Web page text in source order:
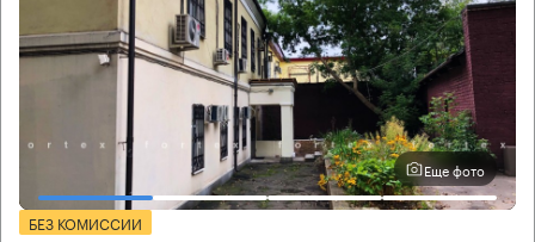
Еще фото
БЕЗ КОМИССИИ